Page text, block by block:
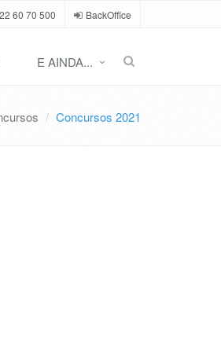
22 60 70 500 BackOffice
E AINDA...
Concursos 2021